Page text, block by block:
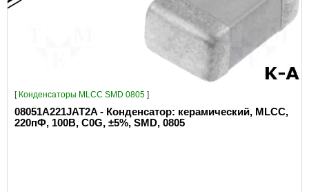
[ Конденсаторы MLCC SMD 0805 ]
08051A221JAT2A - Конденсатор: керамический, MLCC,
220пФ, 100В, C0G, ±5%, SMD, 0805